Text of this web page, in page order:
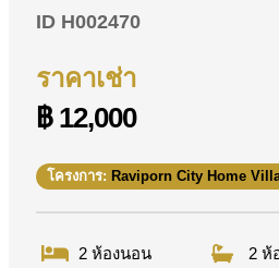
ID H002470
ราคาเช่า
฿ 12,000
โครงการ: Raviporn City Home
2 ห้องนอน
2 ห้